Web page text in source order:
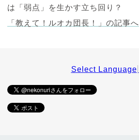
は「弱点」を生かす立ち回り？
「 教えて！ルオカ団長！」の記事へ
Select Language